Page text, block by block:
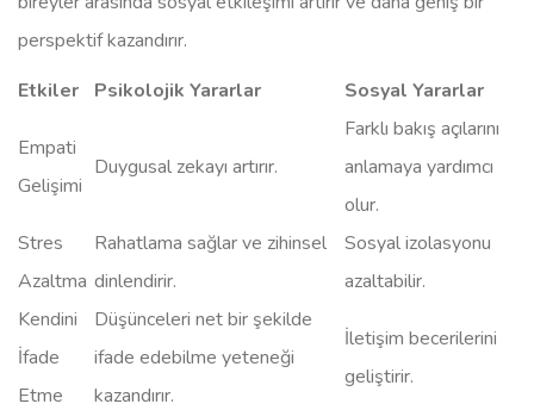
perspektif kazandırır.
Etkiler
Psikolojik Yararlar Sosyal Yararlar
Empati
Gelişimi
Duygusal zekayı artırır.
Farklı bakış açılarını
anlamaya yardımcı
olur.
Stres
Azaltma
Rahatlama sağlar ve zihinsel
dinlendirir.
Sosyal izolasyonu
azaltabilir.
Kendini
İfade
Etme
Düşünceleri net bir şekilde
ifade edebilme yeteneği
kazandırır.
İletişim becerilerini
geliştirir.